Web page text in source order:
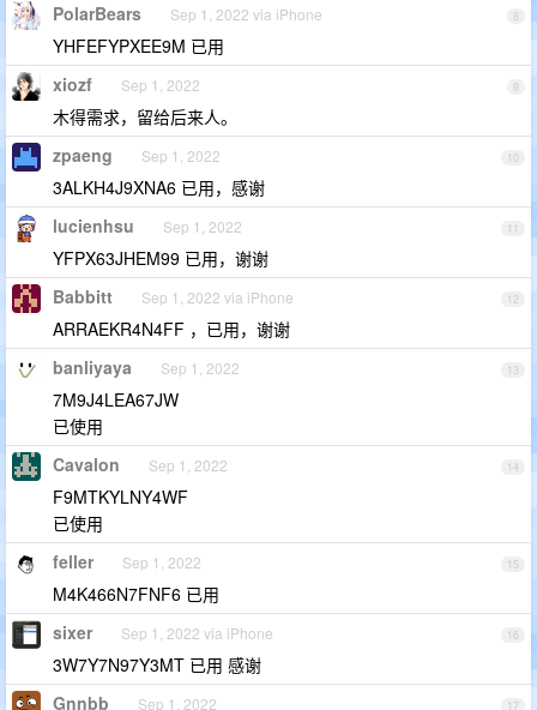
8
PolarBears Sep 1, 2022 via iPhone
YHFEFYPXEE9M 已用
9
xiozf Sep 1, 2022
木得需求，留给后来人。
10
zpaeng Sep 1, 2022
3ALKH4J9XNA6 已用，感谢
11
lucienhsu Sep 1, 2022
YFPX63JHEM99 已用，谢谢
12
Babbitt Sep 1, 2022 via iPhone
ARRAEKR4N4FF ，已用，谢谢
13
banliyaya Sep 1, 2022
7M9J4LEA67JW
已使用
14
Cavalon Sep 1, 2022
F9MTKYLNY4WF
已使用
15
feller Sep 1, 2022
M4K466N7FNF6 已用
16
sixer Sep 1, 2022 via iPhone
3W7Y7N97Y3MT 已用 感谢
17
Gnnbb Sep 1, 2022